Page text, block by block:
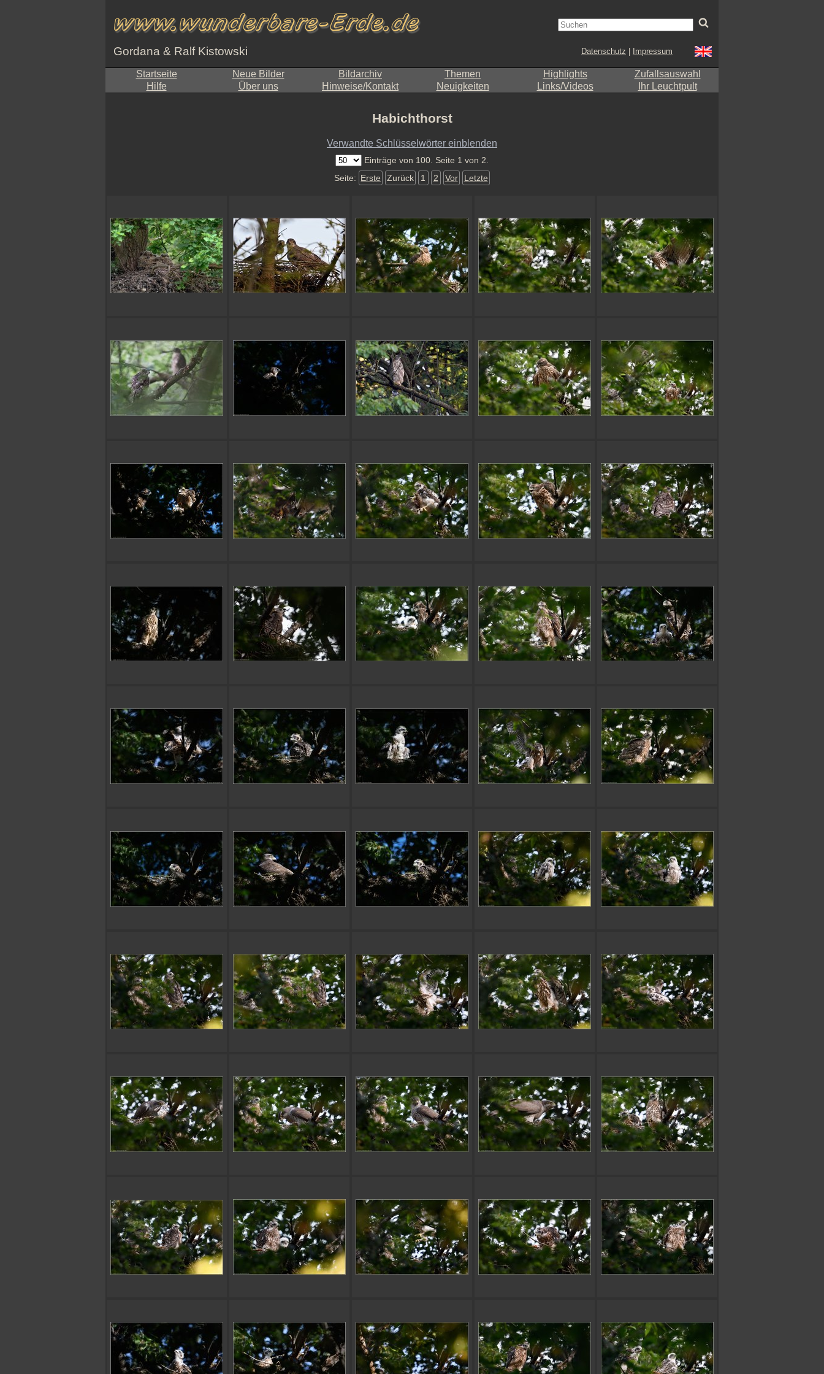
Gordana & Ralf Kistowski Datenschutz Impressum
Startseite Neue Bilder Bildarchiv Themen Highlights
Zufallsauswahl
Hilfe
Über uns Hinweise/Kontakt Neuigkeiten Links/Videos Ihr Leuchtpult
Habichthorst
Verwandte Schlüsselwörter einblenden
Einträge von 100. Seite 1 von 2.
Seite: Erste Zurück 1 2 Vor Letzte